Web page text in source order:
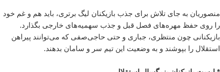
منصوریان به جای تلاش برای جذب بازیکنان لیگ برتری، باید هم و غم خود
را روی حفظ مهره‌های فصل قبل و جذب سهمیه‌های خارجی بگذارد.
بازیکنانی چون منتظری، جباری و حتی حاجی‌صفی که می‌توانند پیراهن
استقلال را بپوشند و به وضعیت این تیم سر و سامان بدهند.